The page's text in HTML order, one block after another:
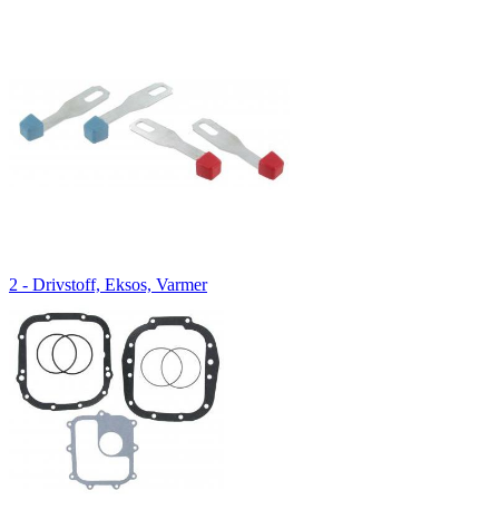
2 - Drivstoff, Eksos, Varmer